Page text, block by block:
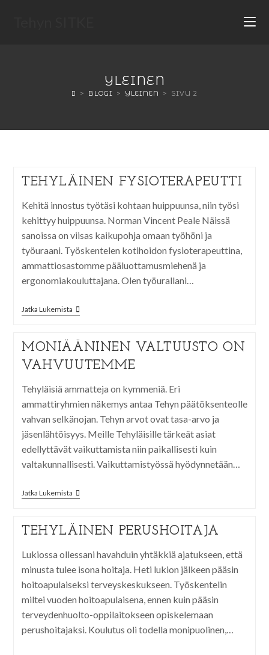
YLEINEN
> BLOGI > YLEINEN > SIVU 2
TEHYLÄINEN FYSIOTERAPEUTTI
Kehitä innostus työtäsi kohtaan huippuunsa, niin työsi
kehittyy huippuunsa. Norman Vincent Peale Näissä
sanoissa on viisas kaikupohja omaan työhöni ja
työuraani. Työskentelen kotihoidon fysioterapeuttina,
ammattiosastomme pääluottamusmiehenä ja
ergonomiakouluttajana. Olen työurallani…
Jatka Lukemista
MONIÄÄNINEN VALTUUSTO ON
VAHVUUTEMME
Tehyläisiä ammatteja on kymmeniä. Eri
ammattiryhmien näkemys antaa Tehyn päätöksenteolle
vahvan selkänojan. Tehyn arvot ovat tasa-arvo ja
jäsenlähtöisyys. Meille Tehyläisille tärkeät asiat
edellyttävät vaikuttamista niin paikallisesti kuin
valtakunnallisesti. Vaikuttamistyössä hyödynnetään…
Jatka Lukemista
TEHYLÄINEN PERUSHOITAJA
Lukiossa ollessani havahduin yhtäkkiä ajatukseen, että
minusta tulee isona hoitaja. Heti lukion jälkeen pääsin
hoitoapulaiseksi terveyskeskukseen. Työskentelin
miltei vuoden hoitoapulaisena, ennen kuin pääsin
terveydenhuolto-oppilaitokseen opiskelemaan
perushoitajaksi. Koulutus oli todella monipuolinen,…